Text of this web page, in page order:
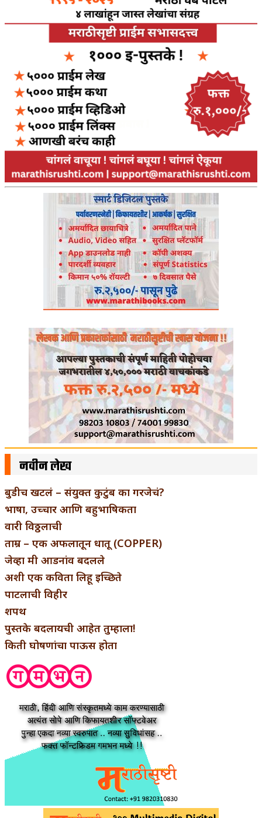
नवीन लेख
बुडीच खटलं – संयुक्त कुटुंब का गरजेचं?
भाषा, उच्चार आणि बहुभाषिकता
वारी विठ्ठलाची
ताम्र – एक अफलातून धातू (COPPER)
जेव्हा मी आडनांव बदलले
अशी एक कविता लिहू इच्छिते
पाटलाची विहीर
शपथ
पुस्तके बदलायची आहेत तुम्हाला!
किती घोषणांचा पाऊस होता